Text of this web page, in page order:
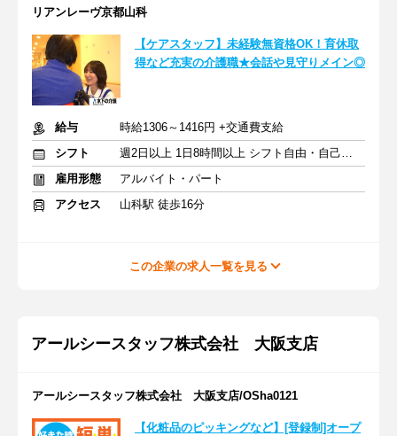
リアンレーヴ京都山科
【ケアスタッフ】未経験無資格OK！育休取
得など充実の介護職★会話や見守りメイン◎
給与
時給1306～1416円 +交通費支給
シフト
週2日以上 1日8時間以上 シフト自由・自己申告
雇用形態
アルバイト・パート
アクセス
山科駅 徒歩16分
この企業の求人一覧を見る
アールシースタッフ株式会社 大阪支店
アールシースタッフ株式会社 大阪支店/OSha0121
【化粧品のピッキングなど】[登録制]オープ